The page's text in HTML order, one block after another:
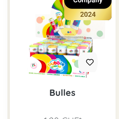
Bulles